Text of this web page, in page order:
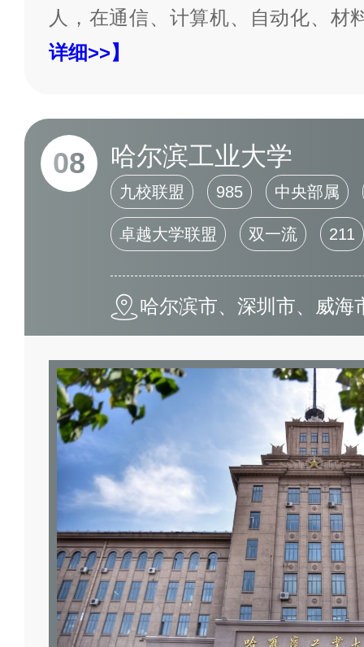
人，在通信、计算机、自动化、材
详细>>】
08 哈尔滨工业大学
九校联盟 985 中央部属
卓越大学联盟 双一流 211
哈尔滨市、深圳市、威海